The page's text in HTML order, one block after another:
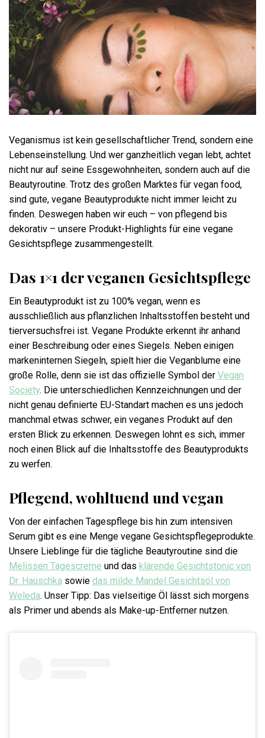
Veganismus ist kein gesellschaftlicher Trend, sondern eine
Lebenseinstellung. Und wer ganzheitlich vegan lebt, achtet
nicht nur auf seine Essgewohnheiten, sondern auch auf die
Beautyroutine. Trotz des großen Marktes für vegan food,
sind gute, vegane Beautyprodukte nicht immer leicht zu
finden. Deswegen haben wir euch – von pflegend bis
dekorativ – unsere Produkt-Highlights für eine vegane
Gesichtspflege zusammengestellt.
Das 1×1 der veganen Gesichtspflege
Ein Beautyprodukt ist zu 100% vegan, wenn es
ausschließlich aus pflanzlichen Inhaltsstoffen besteht und
tierversuchsfrei ist. Vegane Produkte erkennt ihr anhand
einer Beschreibung oder eines Siegels. Neben einigen
markeninternen Siegeln, spielt hier die Veganblume eine
große Rolle, denn sie ist das offizielle Symbol der Vegan
Society. Die unterschiedlichen Kennzeichnungen und der
nicht genau definierte EU-Standart machen es uns jedoch
manchmal etwas schwer, ein veganes Produkt auf den
ersten Blick zu erkennen. Deswegen lohnt es sich, immer
noch einen Blick auf die Inhaltsstoffe des Beautyprodukts
zu werfen.
Pflegend, wohltuend und vegan
Von der einfachen Tagespflege bis hin zum intensiven
Serum gibt es eine Menge vegane Gesichtspflegeprodukte.
Unsere Lieblinge für die tägliche Beautyroutine sind die
Melissen Tagescreme und das klärende Gesichtstonic von
Dr. Hauschka sowie das milde Mandel Gesichtsöl von
Weleda. Unser Tipp: Das vielseitige Öl lässt sich morgens
als Primer und abends als Make-up-Entferner nutzen.